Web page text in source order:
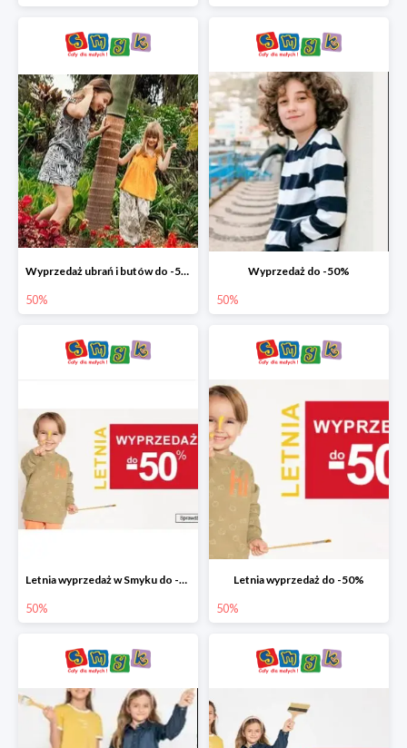
Wyprzedaż ubrań i butów do -50%
50%
Wyprzedaż do -50%
50%
Letnia wyprzedaż w Smyku do -50%
50%
Letnia wyprzedaż do -50%
50%